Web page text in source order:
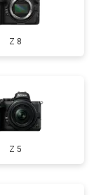
Z 8
Z 5